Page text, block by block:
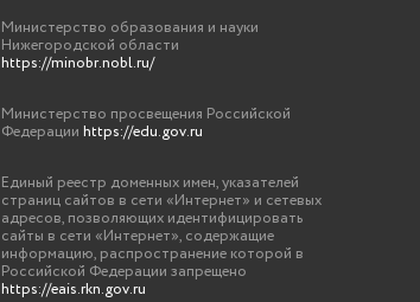
Министерство образования и науки
Нижегородской области
https://minobr.nobl.ru/
Министерство просвещения Российской
Федерации https://edu.gov.ru
Единый реестр доменных имен, указателей
страниц сайтов в сети «Интернет» и сетевых
адресов, позволяющих идентифицировать
сайты в сети «Интернет», содержащие
информацию, распространение которой в
Российской Федерации запрещено
https://eais.rkn.gov.ru